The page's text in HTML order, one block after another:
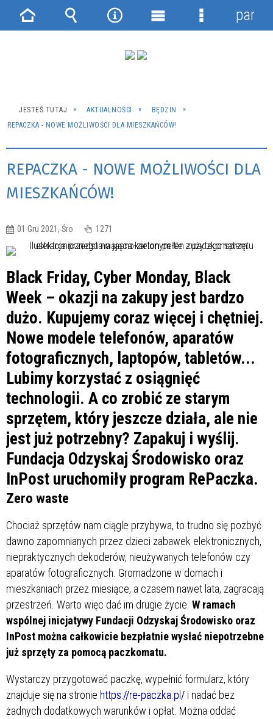
JESTEŚ TUTAJ AKTUALNOŚCI
BĘDZIN
REPACZKA - NOWE MOŻLIWOŚCI DLA MIESZKAŃCÓW!
REPACZKA - NOWE MOŻLIWOŚCI DLA
MIESZKAŃCÓW!
01 Gru 2021, Śro 1271
Black Friday, Cyber Monday, Black
Week – okazji na zakupy jest bardzo
dużo. Kupujemy coraz więcej i chętniej.
Nowe modele telefonów, aparatów
fotograficznych, laptopów, tabletów...
Lubimy korzystać z osiągnięć
technologii. A co zrobić ze starym
sprzętem, który jeszcze działa, ale nie
jest już potrzebny? Zapakuj i wyślij.
Fundacja Odzyskaj Środowisko oraz
InPost uruchomiły program RePaczka.
Zero waste
Chociaż sprzętów nam ciągle przybywa, to trudno się pozbyć
dawno zapomnianych przez dzieci zabawek elektronicznych,
niepraktycznych dekoderów, nieużywanych telefonów czy
aparatów fotograficznych. Gromadzone w domach i
mieszkaniach przez miesiące, a czasem nawet lata, zagracają
przestrzeń. Warto więc dać im drugie życie. W ramach
wspólnej inicjatywy Fundacji Odzyskaj Środowisko oraz
InPost można całkowicie bezpłatnie wysłać niepotrzebne
już sprzęty za pomocą paczkomatu.
Wystarczy przygotować paczkę, wypełnić formularz, który
znajduje się na stronie https://re-paczka.pl/ i nadać bez
żadnych dodatkowych warunków i opłat. Można oddać
Strona Wyszukiwarka
NarzędziaMenu
Menu
panel